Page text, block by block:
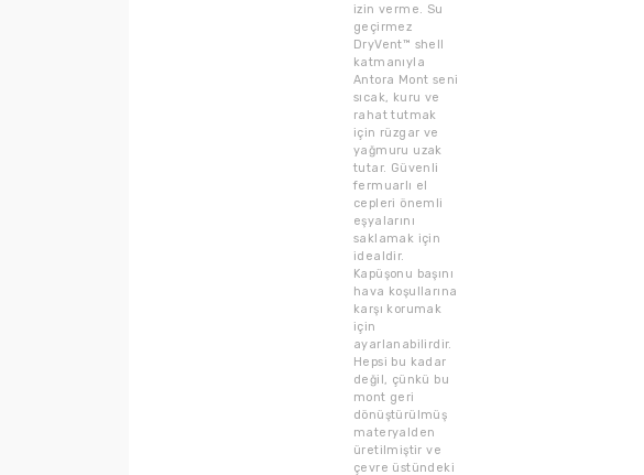
izin verme. Su
geçirmez
DryVent™ shell
katmanıyla
Antora Mont seni
sıcak, kuru ve
rahat tutmak
için rüzgar ve
yağmuru uzak
tutar. Güvenli
fermuarlı el
cepleri önemli
eşyalarını
saklamak için
idealdir.
Kapüşonu başını
hava koşullarına
karşı korumak
için
ayarlanabilirdir.
Hepsi bu kadar
değil, çünkü bu
mont geri
dönüştürülmüş
materyalden
üretilmiştir ve
çevre üstündeki